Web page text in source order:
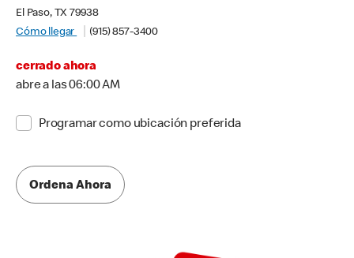
El Paso, TX 79938
Cómo llegar
(915) 857-3400
cerrado ahora
abre a las 06:00 AM
Programar como ubicación preferida
Ordena Ahora